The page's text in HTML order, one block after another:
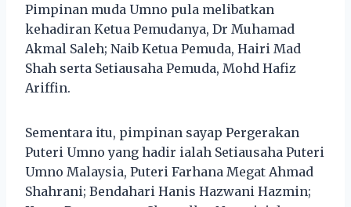
Pimpinan muda Umno pula melibatkan
kehadiran Ketua Pemudanya, Dr Muhamad
Akmal Saleh; Naib Ketua Pemuda, Hairi Mad
Shah serta Setiausaha Pemuda, Mohd Hafiz
Ariffin.
Sementara itu, pimpinan sayap Pergerakan
Puteri Umno yang hadir ialah Setiausaha Puteri
Umno Malaysia, Puteri Farhana Megat Ahmad
Shahrani; Bendahari Hanis Hazwani Hazmin;